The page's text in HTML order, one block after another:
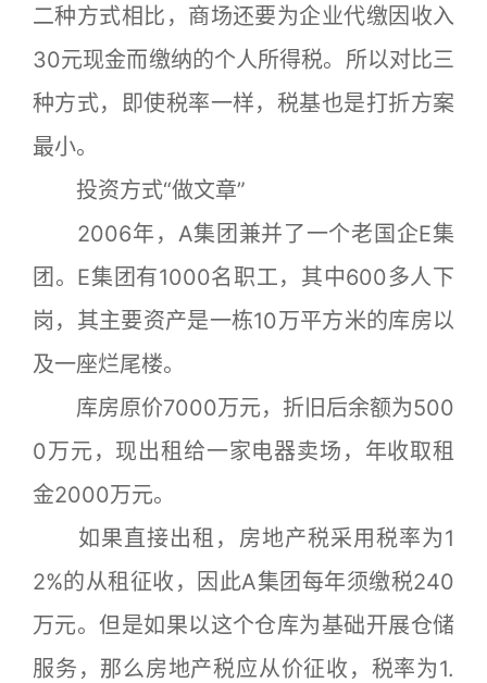
二种方式相比，商场还要为企业代缴因收入
30元现金而缴纳的个人所得税。所以对比三
种方式，即使税率一样，税基也是打折方案
最小。
投资方式“做文章”
2006年，A集团兼并了一个老国企E集
团。E集团有1000名职工，其中600多人下
岗，其主要资产是一栋10万平方米的库房以
及一座烂尾楼。
库房原价7000万元，折旧后余额为500
0万元，现出租给一家电器卖场，年收取租
金2000万元。
如果直接出租，房地产税采用税率为1
2%的从租征收，因此A集团每年须缴税240
万元。但是如果以这个仓库为基础开展仓储
服务，那么房地产税应从价征收，税率为1.